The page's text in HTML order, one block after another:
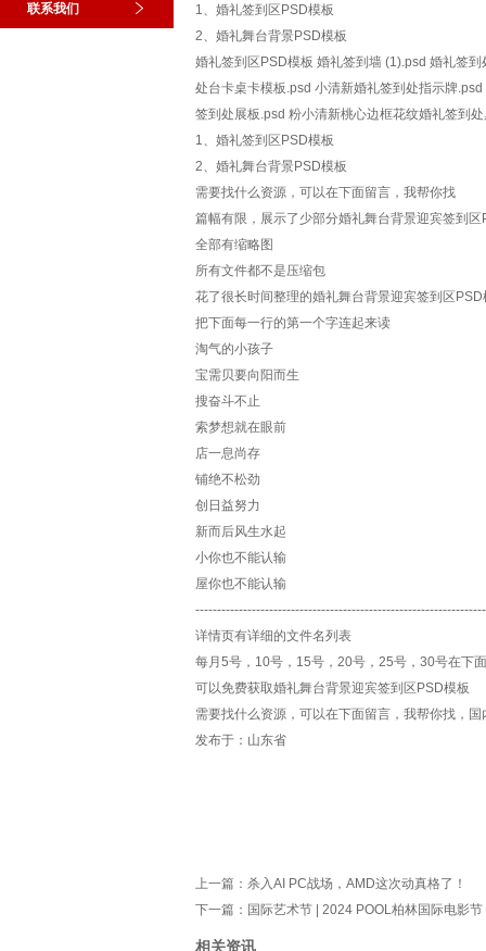
联系我们
1、婚礼签到区PSD模板
2、婚礼舞台背景PSD模板
婚礼签到区PSD模板 婚礼签到墙 (1).psd 婚礼签
处台卡桌卡模板.psd 小清新婚礼签到处指示牌
签到处展板.psd 粉小清新桃心边框花纹婚礼签到
1、婚礼签到区PSD模板
2、婚礼舞台背景PSD模板
需要找什么资源，可以在下面留言，我帮你找
篇幅有限，展示了少部分婚礼舞台背景迎宾签到区
全部有缩略图
所有文件都不是压缩包
花了很长时间整理的婚礼舞台背景迎宾签到区
把下面每一行的第一个字连起来读
淘气的小孩子
宝需贝要向阳而生
搜奋斗不止
索梦想就在眼前
店一息尚存
铺绝不松劲
创日益努力
新而后风生水起
小你也不能认输
屋你也不能认输
详情页有详细的文件名列表
每月5号，10号，15号，20号，25号，30号在下
可以免费获取婚礼舞台背景迎宾签到区PSD模板
需要找什么资源，可以在下面留言，我帮你找，
发布于：山东省
上一篇： 杀入AI PC战场，AMD这次动真格了！
下一篇： 国际艺术节 | 2024 POOL柏林国际电影
相关资讯